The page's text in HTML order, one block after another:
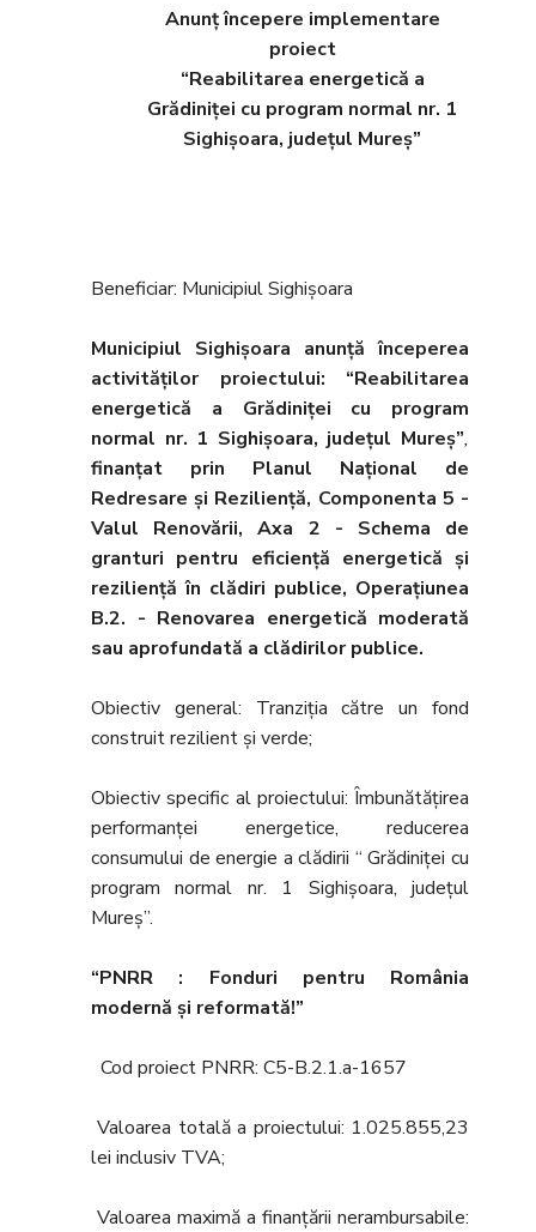
Anunț începere implementare
proiect
“Reabilitarea energetică a
Grădiniței cu program normal nr. 1
Sighișoara, județul Mureș”
Beneficiar: Municipiul Sighișoara
Municipiul Sighișoara anunţă începerea
activităţilor proiectului: “Reabilitarea
energetică a Grădiniței cu program
normal nr. 1 Sighișoara, județul Mureș”,
finanţat prin Planul Naţional de
Redresare şi Rezilienţă, Componenta 5 -
Valul Renovării, Axa 2 - Schema de
granturi pentru eficienţă energetică şi
rezilienţă în clădiri publice, Operaţiunea
B.2. - Renovarea energetică moderată
sau aprofundată a clădirilor publice.
Obiectiv general: Tranziţia către un fond
construit rezilient şi verde;
Obiectiv specific al proiectului: Îmbunătăţirea
performanţei energetice, reducerea
consumului de energie a clădirii “ Grădiniței cu
program normal nr. 1 Sighișoara, județul
Mureș”.
“PNRR : Fonduri pentru România
modernă şi reformată!”
Cod proiect PNRR: C5-B.2.1.a-1657
Valoarea totală a proiectului: 1.025.855,23
lei inclusiv TVA;
Valoarea maximă a finanțării nerambursabile: